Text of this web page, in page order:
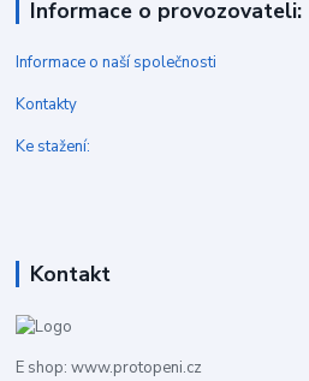
Informace o provozovateli:
Informace o naší společnosti
Kontakty
Ke stažení:
Kontakt
E shop: www.protopeni.cz